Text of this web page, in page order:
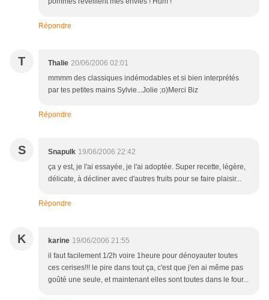
Répondre
T Thalie 20/06/2006 02:01
mmmm des classiques indémodables et si bien interprétés
par tes petites mains Sylvie...Jolie ;o)Merci Biz
Répondre
S Snapulk 19/06/2006 22:42
ça y est, je l'ai essayée, je l'ai adoptée. Super recette, légère,
délicate, à décliner avec d'autres fruits pour se faire plaisir...
Répondre
K karine 19/06/2006 21:55
il faut facilement 1/2h voire 1heure pour dénoyauter toutes
ces cerises!!! le pire dans tout ça, c'est que j'en ai même pas
goûté une seule, et maintenant elles sont toutes dans le four...